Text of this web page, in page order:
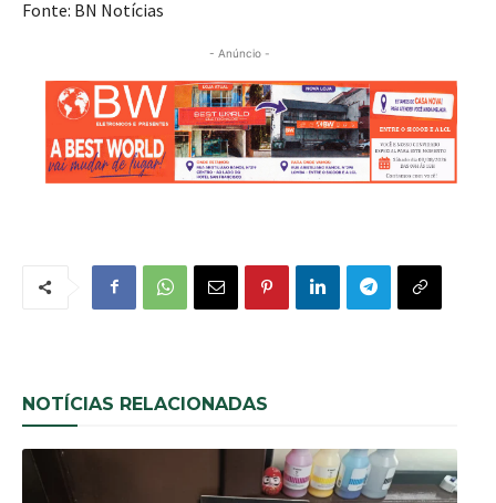
Fonte: BN Notícias
- Anúncio -
NOTÍCIAS RELACIONADAS